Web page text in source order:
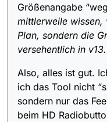
Größenangabe
mittlerweile
Plan, sondern die
versehentlich in
Also, alles ist gut.
ich das Tool nicht
sondern nur das
beim HD